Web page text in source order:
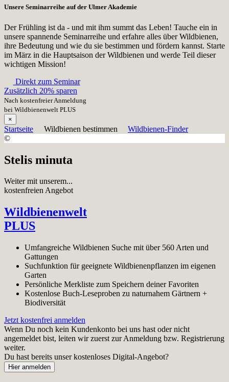
Unsere Seminarreihe auf der Ulmer Akademie
Der Frühling ist da - und mit ihm summt das Leben! Tauche ein in
unsere spannende Seminarreihe und erfahre alles über Wildbienen,
ihre Bedeutung und wie du sie bestimmen und fördern kannst. Starte
im März in die Hauptsaison der Wildbienen und werde Teil dieser
wichtigen Mission!
Direkt zum Seminar
Zusätzlich 20% sparen
Nach kostenfreier Anmeldung
bei Wildbienenwelt PLUS
×
Startseite Wildbienen bestimmen
Wildbienen-Finder
©
Stelis minuta
Weiter mit unserem...
kostenfreien Angebot
Wildbienenwelt
PLUS
Umfangreiche Wildbienen Suche mit über 560 Arten und
Gattungen
Suchfunktion für geeignete Wildbienenpflanzen im eigenen
Garten
Persönliche Merkliste zum Speichern deiner Favoriten
Kostenlose Buch-Leseproben zu naturnahem Gärtnern +
Biodiversität
Jetzt kostenfrei anmelden
Wenn Du noch kein Kundenkonto bei uns hast oder nicht
angemeldet bist, leiten wir zuerst zur Anmeldung bzw. Registrierung
weiter.
Du hast bereits unser kostenloses Digital-Angebot?